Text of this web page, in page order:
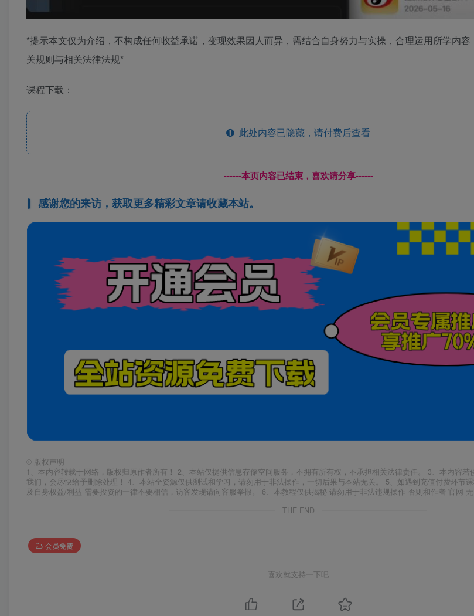
*提示本文仅为介绍，不构成任何收益承诺，变现效果因人而异，需结合自身努力与实操，合理运用所学内
关规则与相关法律法规*
课程下载：
此处内容已隐藏，请付费后查看
------本页内容已结束，喜欢请分享------
感谢您的来访，获取更多精彩文章请收藏本站。
© 版权声明
1、本内容转载于网络，版权归原作者所有！ 2、本站仅提供信息存储空间服务，不拥有所有权，不承担相关法律责任。 3、本内容若
我们，会尽快给予删除处理！ 4、本站全资源仅供测试和学习，请勿用于非法操作，一切后果与本站无关。 5、如遇到充值付费环节
及自身权益/利益 需要投资的一律不要相信，访客发现请向客服举报。 6、本教程仅供揭秘 请勿用于非法违规操作 否则和作者 官网 无
THE END
会员免费
喜欢就支持一下吧